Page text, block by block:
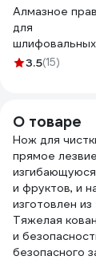
Алмазное
для
шлифовальных
кругов Men at
3.5(15)
О товаре
Нож для
прямое
и фруктов, и
изготовлен
Тяжелая
и
безопасного